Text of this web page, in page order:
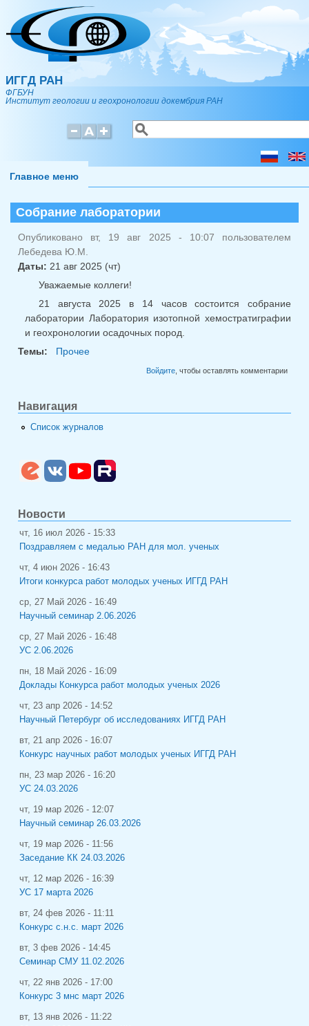
Перейти к основному содержанию
ИГГД РАН
ФГБУН
Институт геологии и геохронологии докембрия РАН
Форма поиска
Поиск
Главное меню
Собрание лаборатории
Опубликовано вт, 19 авг 2025 - 10:07 пользователем
Лебедева Ю.М.
Даты: 21 авг 2025 (чт)
Уважаемые коллеги!
21 августа 2025 в 14 часов состоится собрание
лаборатории Лаборатория изотопной хемостратиграфии
и геохронологии осадочных пород.
Темы:
Прочее
Войдите, чтобы оставлять комментарии
Навигация
Список журналов
Новости
чт, 16 июл 2026 - 15:33
Поздравляем с медалью РАН для мол. ученых
чт, 4 июн 2026 - 16:43
Итоги конкурса работ молодых ученых ИГГД РАН
ср, 27 Май 2026 - 16:49
Научный семинар 2.06.2026
ср, 27 Май 2026 - 16:48
УС 2.06.2026
пн, 18 Май 2026 - 16:09
Доклады Конкурса работ молодых ученых 2026
чт, 23 апр 2026 - 14:52
Научный Петербург об исследованиях ИГГД РАН
вт, 21 апр 2026 - 16:07
Конкурс научных работ молодых ученых ИГГД РАН
пн, 23 мар 2026 - 16:20
УС 24.03.2026
чт, 19 мар 2026 - 12:07
Научный семинар 26.03.2026
чт, 19 мар 2026 - 11:56
Заседание КК 24.03.2026
чт, 12 мар 2026 - 16:39
УС 17 марта 2026
вт, 24 фев 2026 - 11:11
Конкурс с.н.с. март 2026
вт, 3 фев 2026 - 14:45
Семинар СМУ 11.02.2026
чт, 22 янв 2026 - 17:00
Конкурс 3 мнс март 2026
вт, 13 янв 2026 - 11:22